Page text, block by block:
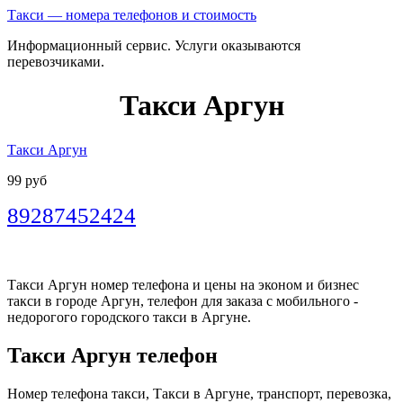
Такси — номера телефонов и стоимость
Информационный сервис. Услуги оказываются
перевозчиками.
Такси Аргун
Такси Аргун
99 руб
89287452424
Такси Аргун номер телефона и цены на эконом и бизнес
такси в городе Аргун, телефон для заказа с мобильного -
недорогого городского такси в Аргуне.
Такси Аргун телефон
Номер телефона такси, Такси в Аргуне, транспорт, перевозка,